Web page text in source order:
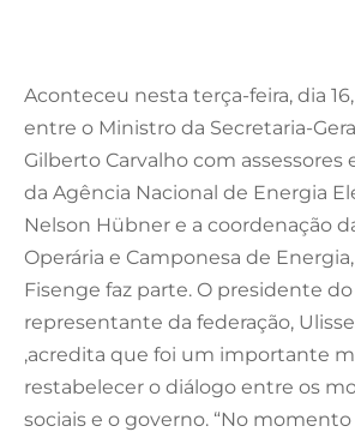
Aconteceu nesta terça-feira, dia
entre o Ministro da Secretaria-
Gilberto Carvalho com assessores
da Agência Nacional de Energia
Nelson Hübner e a coordenação
Operária e Camponesa de
Fisenge faz parte. O presidente
representante da federação,
,acredita que foi um importante
restabelecer o diálogo entre os
sociais e o governo. “No